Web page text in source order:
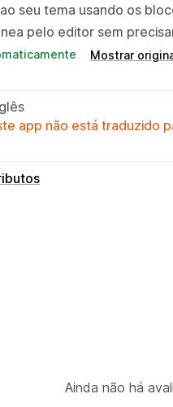
seu tema usando os
pelo editor sem
Mostrar
app não está traduzido
Ainda não há